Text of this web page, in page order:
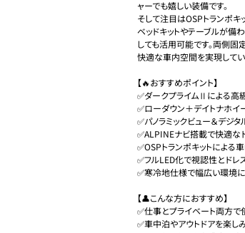
ャーでも嬉しい装備です。
そして注目はOSPトランポキッ
ベッドキットやテーブルが備
しても活用可能です。両側固
快適な車内空間を実現してい
【🔥おすすめポイント】
✅ダークプライムⅡによる高
✅ローダウン＋デイトナホイ
✅パノラミックビュー＆デジ
✅ALPINEナビ搭載で快適な
✅OSPトランポキットによる
✅フルLED化で視認性とドレ
✅寒冷地仕様で幅広い環境
【👤こんな方におすすめ】
✅仕事とプライベート両方で
✅車中泊やアウトドアを楽し